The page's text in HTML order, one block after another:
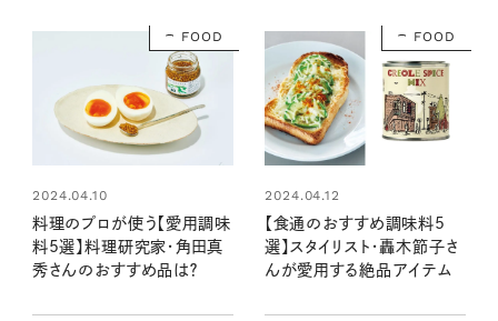
FOOD
2024.04.10
料理のプロが使う【愛用調味
料5選】料理研究家・角田真
秀さんのおすすめ品は？
FOOD
2024.04.12
【食通のおすすめ調味料5
選】スタイリスト・轟木節子さ
んが愛用する絶品アイテム